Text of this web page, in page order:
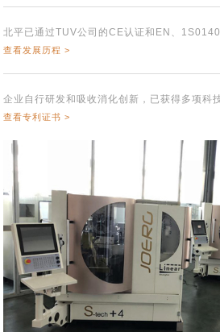
北平已通过TUV公司的CE认证和EN、
查看发展历程 >
企业自行研发和吸收消化创新，已获得多项科
查看专利证书 >